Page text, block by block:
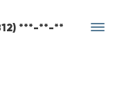
***-**-**